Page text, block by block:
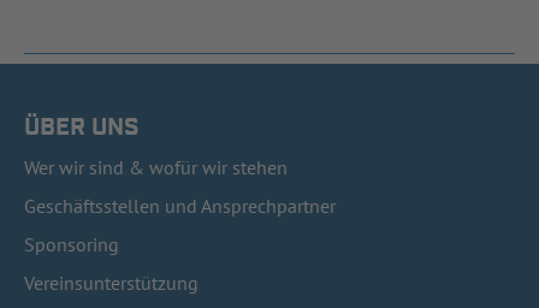
ÜBER UNS
Wer wir sind & wofür wir stehen
Geschäftsstellen und Ansprechpartner
Sponsoring
Vereinsunterstützung